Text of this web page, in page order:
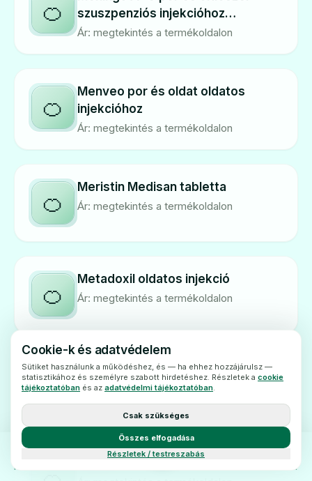
🍊
szuszpenziós injekcióhoz
előretöltött fecskendőben
Ár: megtekintés a termékoldalon
🍊
Menveo por és oldat oldatos
injekcióhoz
Ár: megtekintés a termékoldalon
🍊
Meristin Medisan tabletta
Ár: megtekintés a termékoldalon
🍊
Metadoxil oldatos injekció
Ár: megtekintés a termékoldalon
🍊
Metadoxil tabletta
Ár: megtekintés a termékoldalon
FŐOLDAL KAPCSOLAT
Cookie-k és adatvédelem
Sütiket használunk a működéshez, és — ha ehhez hozzájárulsz —
statisztikához és személyre szabott hirdetéshez. Részletek a cookie
tájékoztatóban és az adatvédelmi tájékoztatóban.
Részletek / testreszabás
Csak szükséges
Összes elfogadása